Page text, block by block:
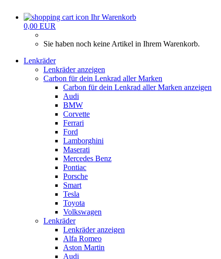
Ihr Warenkorb
0,00 EUR
Sie haben noch keine Artikel in Ihrem Warenkorb.
Lenkräder
Lenkräder anzeigen
Carbon für dein Lenkrad aller Marken
Carbon für dein Lenkrad aller Marken anzeigen
Audi
BMW
Corvette
Ferrari
Ford
Lamborghini
Maserati
Mercedes Benz
Pontiac
Porsche
Smart
Tesla
Toyota
Volkswagen
Lenkräder
Lenkräder anzeigen
Alfa Romeo
Aston Martin
Audi